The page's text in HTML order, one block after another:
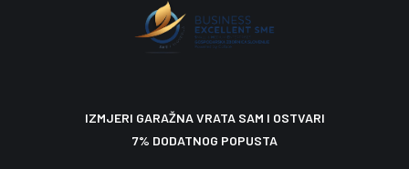
IZMJERI GARAŽNA VRATA SAM I OSTVARI
7% DODATNOG POPUSTA